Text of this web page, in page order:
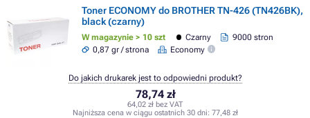
Toner ECONOMY do BROTHER TN-426 (TN426BK),
black (czarny)
W magazynie > 10 szt Czarny
9000 stron
0,87 gr / strona
Economy
78,74 zł
64,02 zł bez VAT
Najniższa cena w ciągu ostatnich 30 dni: 77,48 zł
Do jakich drukarek jest to odpowiedni produkt?